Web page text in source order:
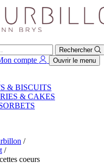
Rechercher
compte Ouvrir le menu
& BISCUITS
& CAKES
/
/
coeurs